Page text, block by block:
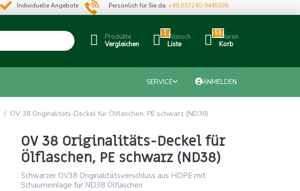
Individuelle Angebote Persönlich für Sie da:+49 (0)7240-9445836
Produkte
Vergleichen
1Wunsch
Liste
59Waren
Korb
SERVICE ANMELDEN
OV 38 Originalitäts-Deckel für Ölflaschen, PE schwarz (ND38)
OV 38 Originalitäts-Deckel für
Ölflaschen, PE schwarz (ND38)
Schwarzer OV38 Originalitätsverschluss aus HDPE mit
Schaumeinlage für ND38 Ölflaschen